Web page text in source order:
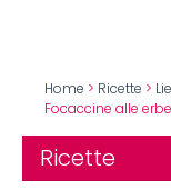
Home > Ricette >
Focaccine alle erbe
Ricette